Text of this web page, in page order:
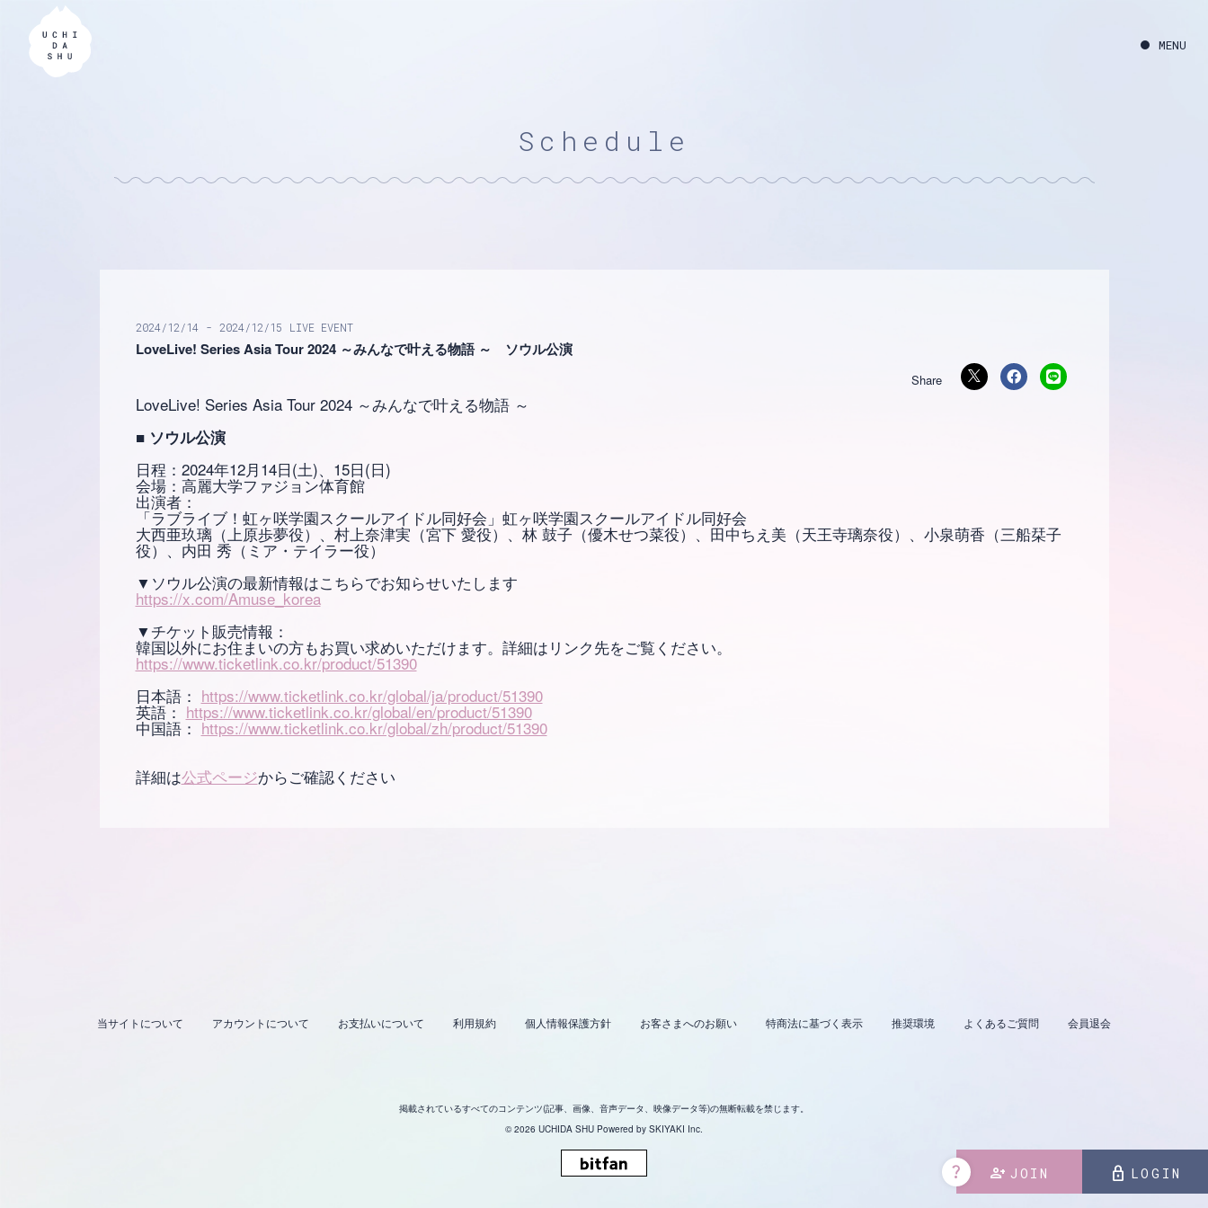
person_add JOIN lock LOGIN
question_mark
Schedule
2024 12 14 2024 12 15 LIVE EVENT
LoveLive! Series Asia Tour 2024 ～みんなで叶える物語 ～ ソウル公演
LoveLive! Series Asia Tour 2024 ～みんなで叶える物語 ～
■ ソウル公演
日程：2024年12月14日(土)、15日(日)
会場：高麗大学ファジョン体育館
出演者：
「ラブライブ！虹ヶ咲学園スクールアイドル同好会」虹ヶ咲学園スクールアイドル同好会
大西亜玖璃（上原歩夢役）、村上奈津実（宮下 愛役）、林 鼓子（優木せつ菜役）、田中ちえ美（天王寺璃奈役）、小泉萌香（三船栞子
役）、内田 秀（ミア・テイラー役）
▼ソウル公演の最新情報はこちらでお知らせいたします
https://x.com/Amuse_korea
▼チケット販売情報：
韓国以外にお住まいの方もお買い求めいただけます。詳細はリンク先をご覧ください。
https://www.ticketlink.co.kr/product/51390
日本語： https://www.ticketlink.co.kr/global/ja/product/51390
英語： https://www.ticketlink.co.kr/global/en/product/51390
中国語：https://www.ticketlink.co.kr/global/zh/product/51390
詳細は公式ページからご確認ください
当サイトについて アカウントについて お支払いについて 利用規約 個人情報保護方針 お客さまへのお願い 特商法に基づく表示 推奨環境 よくあるご質問 会員退会
掲載されているすべてのコンテンツ(記事、画像、音声データ、映像データ等)の無断転載を禁じます。
© 2026 UCHIDA SHU Powered by SKIYAKI Inc.